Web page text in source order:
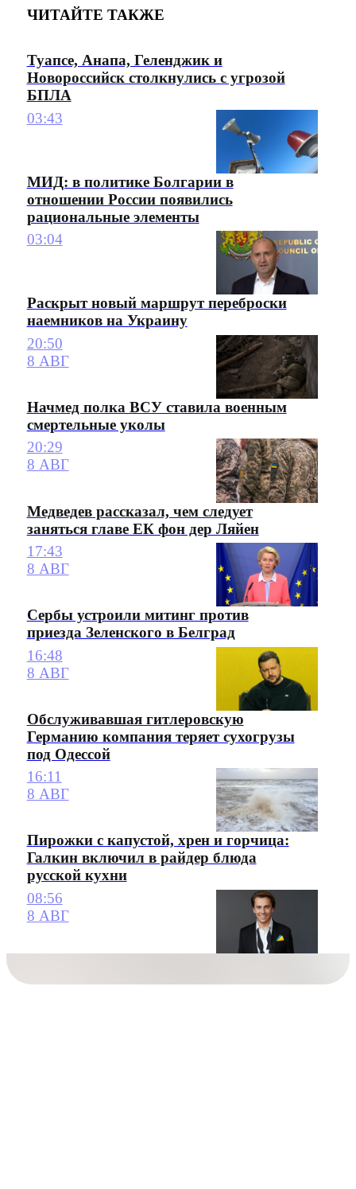
ЧИТАЙТЕ ТАКЖЕ
Туапсе, Анапа, Геленджик и
Новороссийск столкнулись с угрозой
БПЛА
03:43
МИД: в политике Болгарии в
отношении России появились
рациональные элементы
03:04
Раскрыт новый маршрут переброски
наемников на Украину
20:50
8 АВГ
Начмед полка ВСУ ставила военным
смертельные уколы
20:29
8 АВГ
Медведев рассказал, чем следует
заняться главе ЕК фон дер Ляйен
17:43
8 АВГ
Сербы устроили митинг против
приезда Зеленского в Белград
16:48
8 АВГ
Обслуживавшая гитлеровскую
Германию компания теряет сухогрузы
под Одессой
16:11
8 АВГ
Пирожки с капустой, хрен и горчица:
Галкин включил в райдер блюда
русской кухни
08:56
8 АВГ